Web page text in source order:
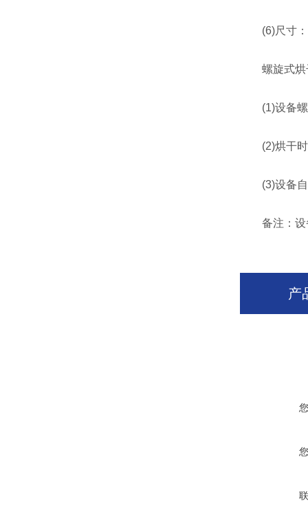
(6)尺寸：
螺旋式烘
(1)设备螺
(2)烘干时
(3)设备自
备注：设备
产